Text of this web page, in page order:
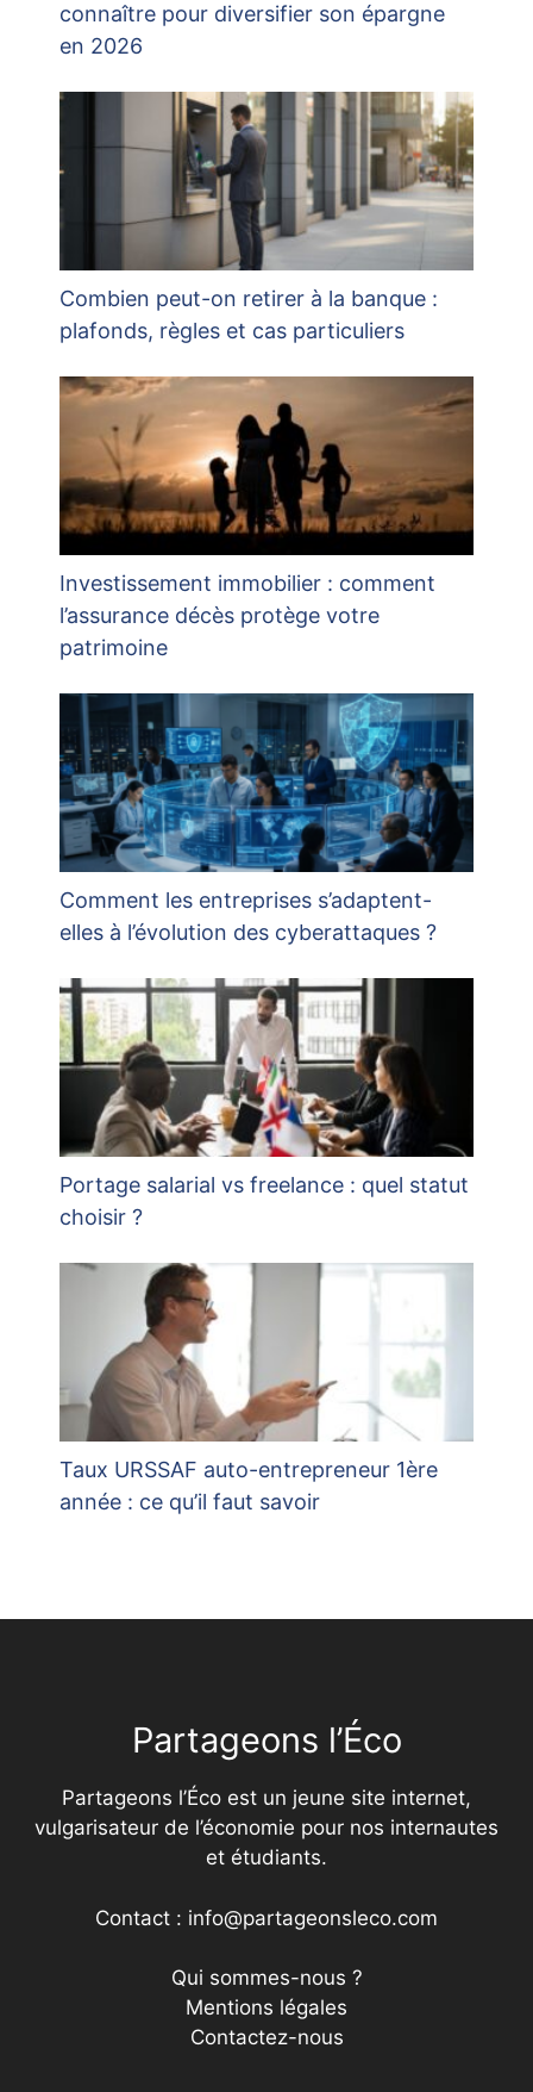
connaître pour diversifier son épargne
en 2026
Combien peut-on retirer à la banque :
plafonds, règles et cas particuliers
Investissement immobilier : comment
l’assurance décès protège votre
patrimoine
Comment les entreprises s’adaptent-
elles à l’évolution des cyberattaques ?
Portage salarial vs freelance : quel statut
choisir ?
Taux URSSAF auto-entrepreneur 1ère
année : ce qu’il faut savoir
Partageons l’Éco
Partageons l’Éco est un jeune site internet,
vulgarisateur de l’économie pour nos internautes
et étudiants.
Contact : info@partageonsleco.com
Qui sommes-nous ?
Mentions légales
Contactez-nous